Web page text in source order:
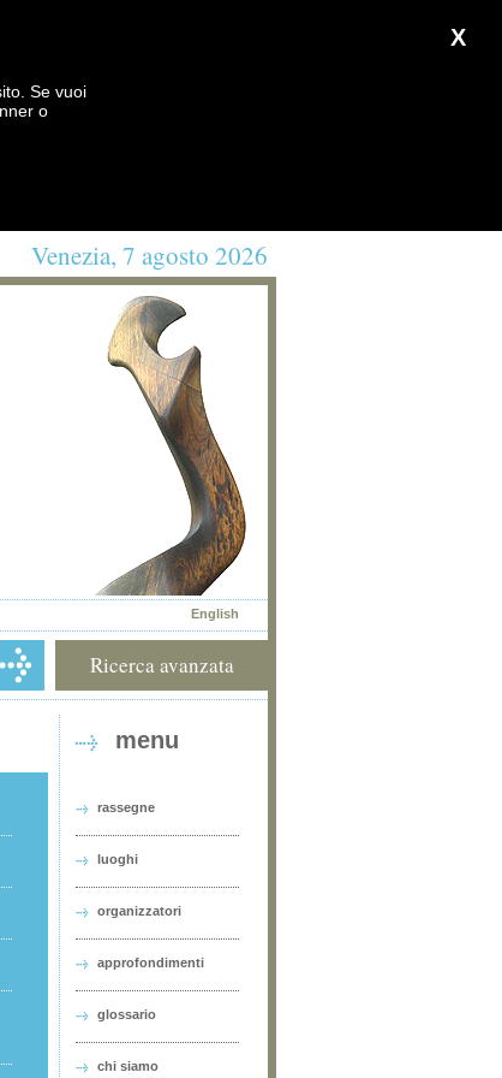
X
Se vuoi
o
Venezia, 7 agosto 2026
English
Ricerca avanzata
menu
rassegne
luoghi
organizzatori
approfondimenti
glossario
chi siamo